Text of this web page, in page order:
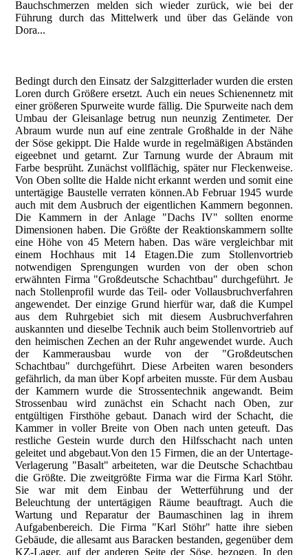
Bauchschmerzen melden sich wieder zurück, wie bei der
Führung durch das Mittelwerk und über das Gelände von
Dora...
Bedingt durch den Einsatz der Salzgitterlader wurden die ersten
Loren durch Größere ersetzt. Auch ein neues Schienennetz mit
einer größeren Spurweite wurde fällig. Die Spurweite nach dem
Umbau der Gleisanlage betrug nun neunzig Zentimeter. Der
Abraum wurde nun auf eine zentrale Großhalde in der Nähe
der Söse gekippt. Die Halde wurde in regelmäßigen Abständen
eigeebnet und getarnt. Zur Tarnung wurde der Abraum mit
Farbe besprüht. Zunächst vollflächig, später nur Fleckenweise.
Von Oben sollte die Halde nicht erkannt werden und somit eine
untertägige Baustelle verraten können.Ab Februar 1945 wurde
auch mit dem Ausbruch der eigentlichen Kammern begonnen.
Die Kammern in der Anlage "Dachs IV" sollten enorme
Dimensionen haben. Die Größte der Reaktionskammern sollte
eine Höhe von 45 Metern haben. Das wäre vergleichbar mit
einem Hochhaus mit 14 Etagen.Die zum Stollenvortrieb
notwendigen Sprengungen wurden von der oben schon
erwähnten Firma "Großdeutsche Schachtbau" durchgeführt. Je
nach Stollenprofil wurde das Teil- oder Vollausbruchverfahren
angewendet. Der einzige Grund hierfür war, daß die Kumpel
aus dem Ruhrgebiet sich mit diesem Ausbruchverfahren
auskannten und dieselbe Technik auch beim Stollenvortrieb auf
den heimischen Zechen an der Ruhr angewendet wurde. Auch
der Kammerausbau wurde von der "Großdeutschen
Schachtbau" durchgeführt. Diese Arbeiten waren besonders
gefährlich, da man über Kopf arbeiten musste. Für dem Ausbau
der Kammern wurde die Strossentechnik angewandt. Beim
Strossenbau wird zunächst ein Schacht nach Oben, zur
entgültigen Firsthöhe gebaut. Danach wird der Schacht, die
Kammer in voller Breite von Oben nach unten geteuft. Das
restliche Gestein wurde durch den Hilfsschacht nach unten
geleitet und abgebaut.Von den 15 Firmen, die an der Untertage-
Verlagerung "Basalt" arbeiteten, war die Deutsche Schachtbau
die Größte. Die zweitgrößte Firma war die Firma Karl Stöhr.
Sie war mit dem Einbau der Wetterführung und der
Beleuchtung der untertägigen Räume beauftragt. Auch die
Wartung und Reparatur der Baumaschinen lag in ihrem
Aufgabenbereich. Die Firma "Karl Stöhr" hatte ihre sieben
Gebäude, die allesamt aus Baracken bestanden, gegenüber dem
KZ-Lager, auf der anderen Seite der Söse, bezogen. In den